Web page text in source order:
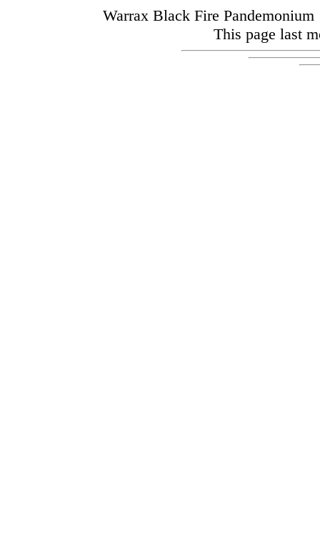
Warrax Black Fire
This page last